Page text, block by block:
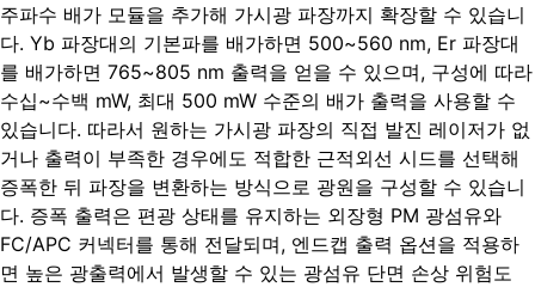
주파수 배가 모듈을 추가해 가시광 파장까지 확장할 수 있습니
다. Yb 파장대의 기본파를 배가하면 500~560 nm, Er 파장대
를 배가하면 765~805 nm 출력을 얻을 수 있으며, 구성에 따라
수십~수백 mW, 최대 500 mW 수준의 배가 출력을 사용할 수
있습니다. 따라서 원하는 가시광 파장의 직접 발진 레이저가 없
거나 출력이 부족한 경우에도 적합한 근적외선 시드를 선택해
증폭한 뒤 파장을 변환하는 방식으로 광원을 구성할 수 있습니
다. 증폭 출력은 편광 상태를 유지하는 외장형 PM 광섬유와
FC/APC 커넥터를 통해 전달되며, 엔드캡 출력 옵션을 적용하
면 높은 광출력에서 발생할 수 있는 광섬유 단면 손상 위험도